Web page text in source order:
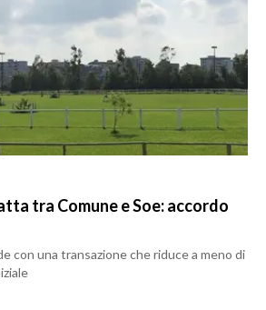
tra Comune e Soe: accordo
con una transazione che riduce a meno di